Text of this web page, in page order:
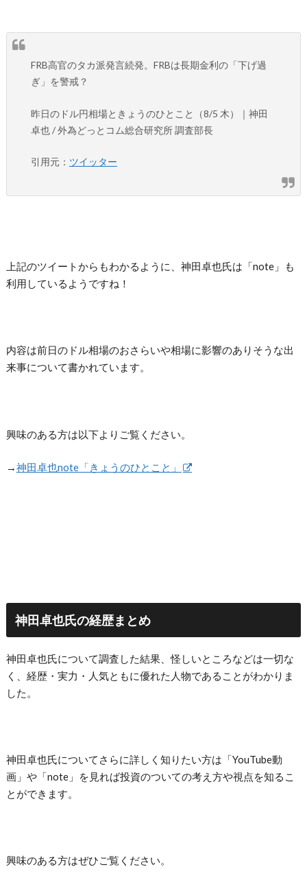
FRB高官のタカ派発言続発。FRBは長期金利の「下げ過
ぎ」を警戒？
昨日のドル円相場ときょうのひとこと（8/5 木）｜神田
卓也 / 外為どっとコム総合研究所 調査部長
引用元： ツイッター
上記のツイートからもわかるように、神田卓也氏は「note」も
利用しているようですね！
内容は前日のドル相場のおさらいや相場に影響のありそうな出
来事について書かれています。
興味のある方は以下よりご覧ください。
→神田卓也note「きょうのひとこと」
神田卓也氏の経歴まとめ
神田卓也氏について調査した結果、怪しいところなどは一切な
く、経歴・実力・人気ともに優れた人物であることがわかりま
した。
神田卓也氏についてさらに詳しく知りたい方は「YouTube動
画」や「note」を見れば投資のついての考え方や視点を知るこ
とができます。
興味のある方はぜひご覧ください。